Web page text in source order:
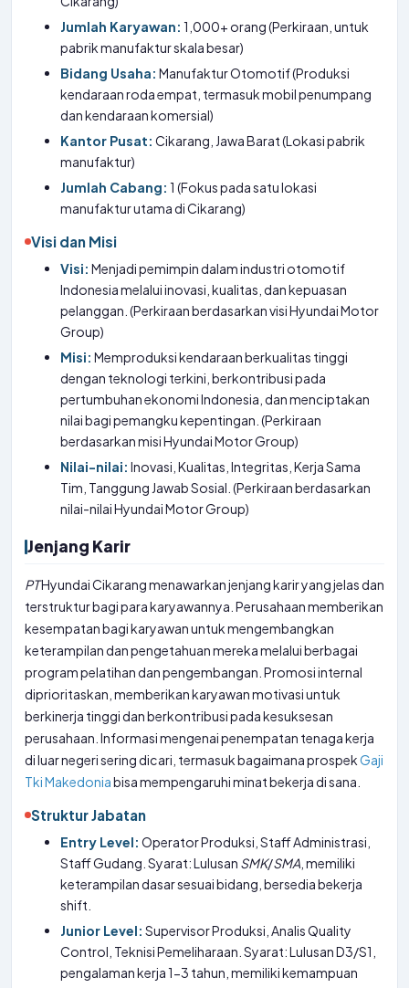
Jumlah Karyawan: 1,000+ orang (Perkiraan, untuk
pabrik manufaktur skala besar)
Bidang Usaha: Manufaktur Otomotif (Produksi
kendaraan roda empat, termasuk mobil penumpang
dan kendaraan komersial)
Kantor Pusat: Cikarang, Jawa Barat (Lokasi pabrik
manufaktur)
Jumlah Cabang: 1 (Fokus pada satu lokasi
manufaktur utama di Cikarang)
Visi dan Misi
Visi: Menjadi pemimpin dalam industri otomotif
Indonesia melalui inovasi, kualitas, dan kepuasan
pelanggan. (Perkiraan berdasarkan visi Hyundai Motor
Group)
Misi: Memproduksi kendaraan berkualitas tinggi
dengan teknologi terkini, berkontribusi pada
pertumbuhan ekonomi Indonesia, dan menciptakan
nilai bagi pemangku kepentingan. (Perkiraan
berdasarkan misi Hyundai Motor Group)
Nilai-nilai: Inovasi, Kualitas, Integritas, Kerja Sama
Tim, Tanggung Jawab Sosial. (Perkiraan berdasarkan
nilai-nilai Hyundai Motor Group)
Jenjang Karir
PTHyundai Cikarang menawarkan jenjang karir yang jelas dan
terstruktur bagi para karyawannya. Perusahaan memberikan
kesempatan bagi karyawan untuk mengembangkan
keterampilan dan pengetahuan mereka melalui berbagai
program pelatihan dan pengembangan. Promosi internal
diprioritaskan, memberikan karyawan motivasi untuk
berkinerja tinggi dan berkontribusi pada kesuksesan
perusahaan. Informasi mengenai penempatan tenaga kerja
di luar negeri sering dicari, termasuk bagaimana prospekGaji
Tki Makedoniabisa mempengaruhi minat bekerja di sana.
Struktur Jabatan
Entry Level: Operator Produksi, Staff Administrasi,
Staff Gudang. Syarat: Lulusan SMK/SMA , memiliki
keterampilan dasar sesuai bidang, bersedia bekerja
shift.
Junior Level: Supervisor Produksi, Analis Quality
Control, Teknisi Pemeliharaan. Syarat: Lulusan D3/S1,
pengalaman kerja 1-3 tahun, memiliki kemampuan